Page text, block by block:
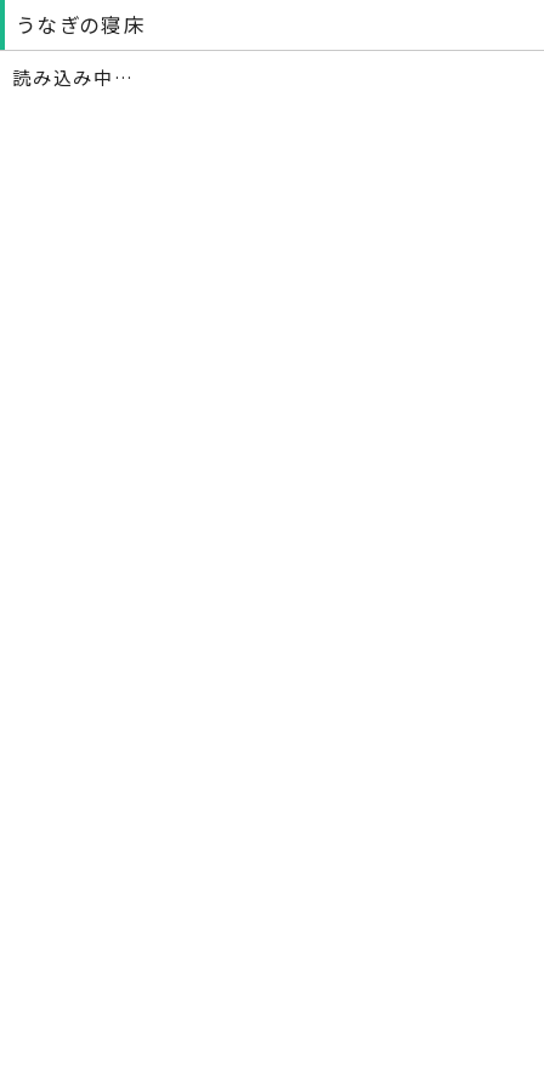
うなぎの寝床
読み込み中…